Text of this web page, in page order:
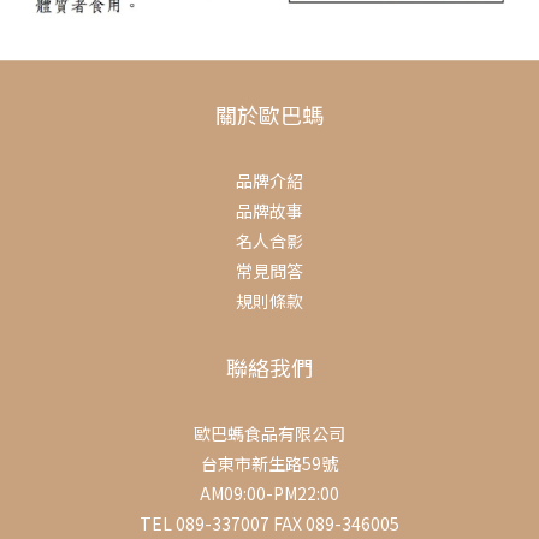
關於歐巴螞
品牌介紹
品牌故事
名人合影
常見問答
規則條款
聯絡我們
歐巴螞食品有限公司
台東市新生路59號
AM09:00-PM22:00
TEL 089-337007 FAX 089-346005